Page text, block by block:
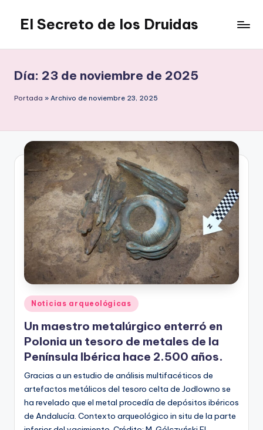
Saltar
contenido
El Secreto de los Druidas
Día: 23 de noviembre de 2025
Portada » Archivo de noviembre 23, 2025
Publicado
en
Noticias arqueológicas
Un maestro metalúrgico enterró en
Polonia un tesoro de metales de la
Península Ibérica hace 2.500 años.
Gracias a un estudio de análisis multifacéticos de
artefactos metálicos del tesoro celta de Jodlowno se
ha revelado que el metal procedía de depósitos ibéricos
de Andalucía. Contexto arqueológico in situ de la parte